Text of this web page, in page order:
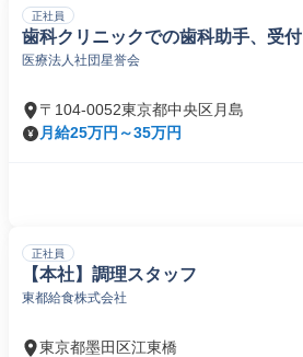
正社員
歯科クリニックでの歯科助手、受付
医療法人社団星誉会
〒104-0052東京都中央区月島
月給25万円～35万円
正社員
【本社】調理スタッフ
東都給食株式会社
東京都墨田区江東橋